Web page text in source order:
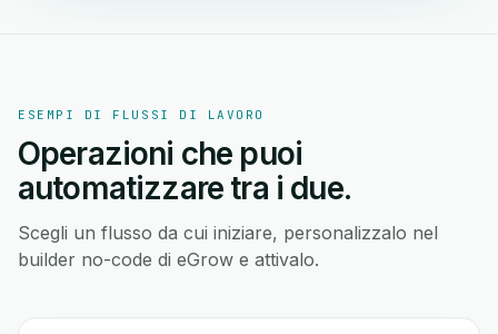
ESEMPI DI FLUSSI DI LAVORO
Operazioni che puoi
automatizzare tra i due.
Scegli un flusso da cui iniziare, personalizzalo nel
builder no-code di eGrow e attivalo.